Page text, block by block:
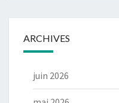
ARCHIVES
juin 2026